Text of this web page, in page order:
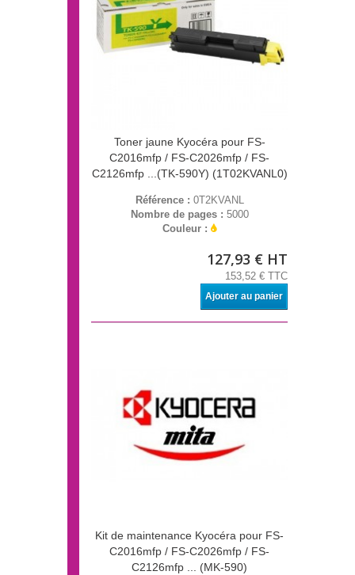
Toner jaune Kyocéra pour FS-
C2016mfp / FS-C2026mfp / FS-
C2126mfp ...(TK-590Y) (1T02KVANL0)
Référence : 0T2KVANL
Nombre de pages : 5000
Couleur :
127,93 € HT
153,52 € TTC
Ajouter au panier
Kit de maintenance Kyocéra pour FS-
C2016mfp / FS-C2026mfp / FS-
C2126mfp ... (MK-590)